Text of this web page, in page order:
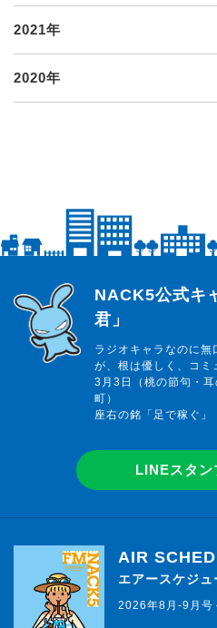
2021年
2020年
らじっと君
NACK5公式キ
君」
ラジオキャラなのに
が、根は優しく、コミ
3月3日（桃の節句・
町）
座右の銘「足で稼ぐ」
LINEスタン
AIR
エアースケジュ
2026年8月-9月号